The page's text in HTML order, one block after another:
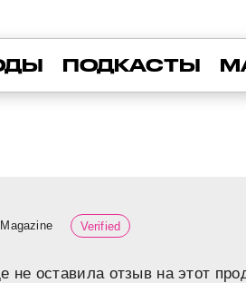
ПОДКАСТЫ
Verified
не оставила отзыв на этот